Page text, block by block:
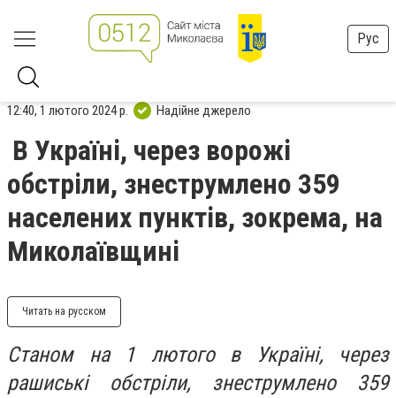
Рус
12:40, 1 лютого 2024 р. Надійне джерело
В Україні, через ворожі
обстріли, знеструмлено 359
населених пунктів, зокрема, на
Миколаївщині
Читать на русском
Станом на 1 лютого в Україні, через
рашиські обстріли, знеструмлено 359